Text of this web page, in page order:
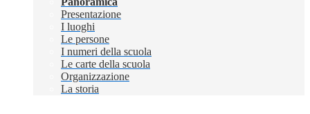
Presentazione
I luoghi
Le persone
I numeri della scuola
Le carte della scuola
Organizzazione
La storia